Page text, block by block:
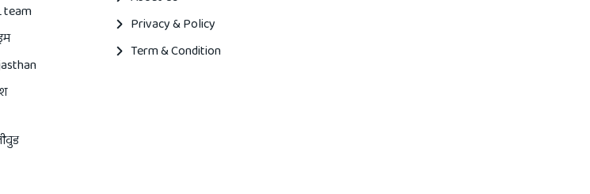
team
Privacy & Policy
Term & Condition